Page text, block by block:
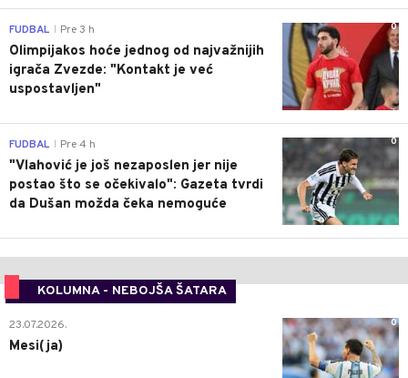
0
FUDBAL Pre 3 h
Olimpijakos hoće jednog od najvažnijih
igrača Zvezde: "Kontakt je već
uspostavljen"
0
FUDBAL Pre 4 h
"Vlahović je još nezaposlen jer nije
postao što se očekivalo": Gazeta tvrdi
da Dušan možda čeka nemoguće
KOLUMNA - NEBOJŠA ŠATARA
0
23.07.2026.
Mesi(ja)